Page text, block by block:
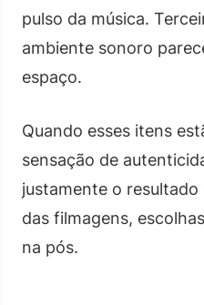
pulso da música.
ambiente sonoro
espaço.
Quando esses itens
sensação de
justamente o
das filmagens,
na pós.